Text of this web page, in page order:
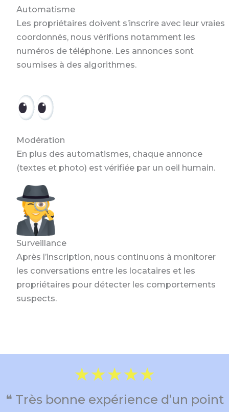
Automatisme
Les propriétaires doivent s’inscrire avec leur vraies
coordonnés, nous vérifions notamment les
numéros de téléphone. Les annonces sont
soumises à des algorithmes.
Modération
En plus des automatismes, chaque annonce
(textes et photo) est vérifiée par un oeil humain.
Surveillance
Après l’inscription, nous continuons à monitorer
les conversations entre les locataires et les
propriétaires pour détecter les comportements
suspects.
★★★★★
❝ Très bonne expérience d’un point